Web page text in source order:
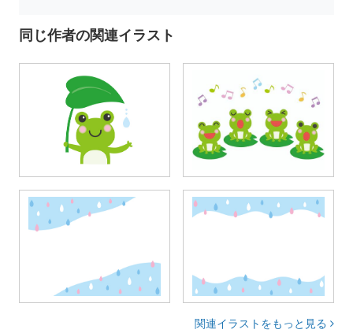
同じ作者の関連イラスト
関連イラストをもっと見る